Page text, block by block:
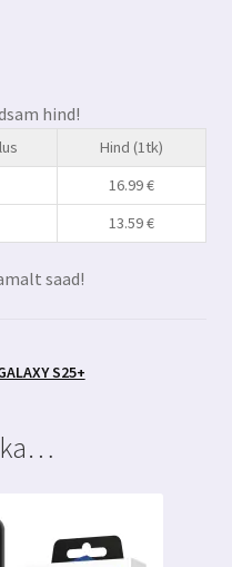
hind!
Hind (1tk)
16.99€
13.59€
saad!
S25+
ka…